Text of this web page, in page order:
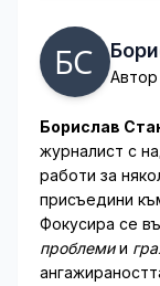
Автор
Борислав
журналист с
работи за
присъедини
Фокусира се
проблемии